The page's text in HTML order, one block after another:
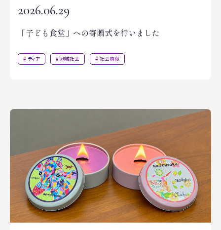
2026.06.29
「子ども食堂」への寄贈式を行いました
ティア 地域社会 社会貢献